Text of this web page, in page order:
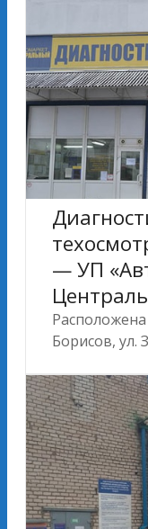
— УП
Расположена
Борисов, ул.